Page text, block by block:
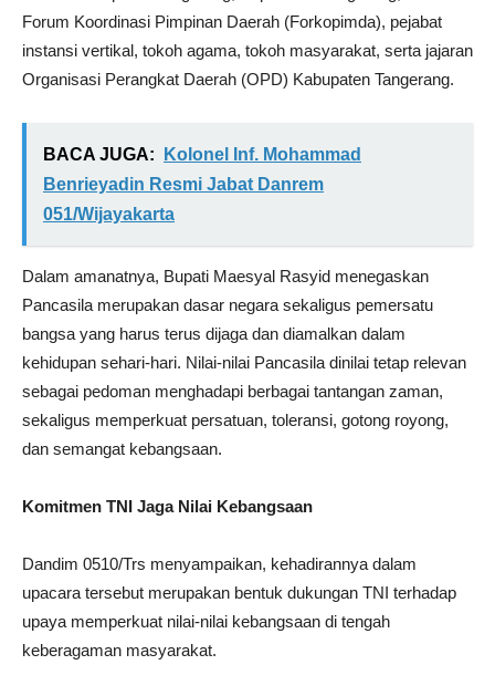
Forum Koordinasi Pimpinan Daerah (Forkopimda), pejabat
instansi vertikal, tokoh agama, tokoh masyarakat, serta jajaran
Organisasi Perangkat Daerah (OPD) Kabupaten Tangerang.
BACA JUGA:
Kolonel Inf. Mohammad
Benrieyadin Resmi Jabat Danrem
051/Wijayakarta
Dalam amanatnya, Bupati Maesyal Rasyid menegaskan
Pancasila merupakan dasar negara sekaligus pemersatu
bangsa yang harus terus dijaga dan diamalkan dalam
kehidupan sehari-hari. Nilai-nilai Pancasila dinilai tetap relevan
sebagai pedoman menghadapi berbagai tantangan zaman,
sekaligus memperkuat persatuan, toleransi, gotong royong,
dan semangat kebangsaan.
Komitmen TNI Jaga Nilai Kebangsaan
Dandim 0510/Trs menyampaikan, kehadirannya dalam
upacara tersebut merupakan bentuk dukungan TNI terhadap
upaya memperkuat nilai-nilai kebangsaan di tengah
keberagaman masyarakat.